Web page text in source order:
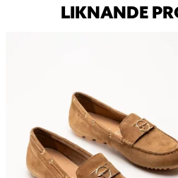
LIKNANDE